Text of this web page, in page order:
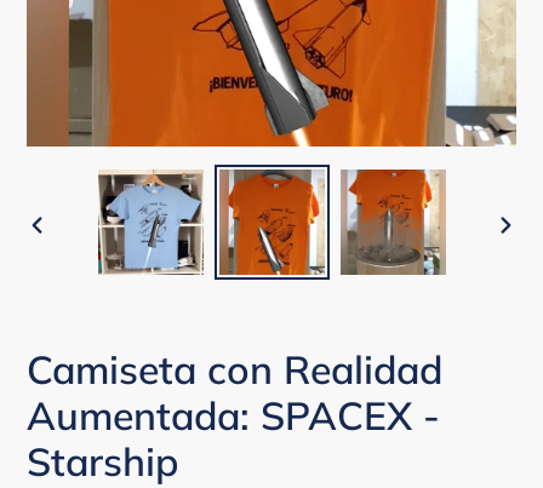
ANTERIOR
DIAPOSITIVA
Camiseta con Realidad
Aumentada: SPACEX -
Starship